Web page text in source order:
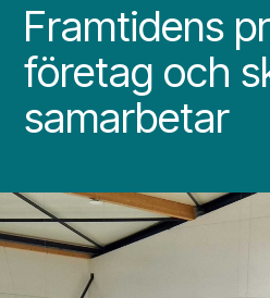
Framtidens
företag och
samarbetar